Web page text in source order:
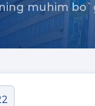
muhim